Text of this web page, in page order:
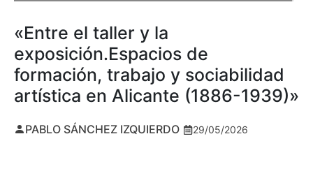
«Entre el taller y la
exposición.Espacios de
formación, trabajo y sociabilidad
artística en Alicante (1886-1939)»
PABLO SÁNCHEZ IZQUIERDO 29/05/2026